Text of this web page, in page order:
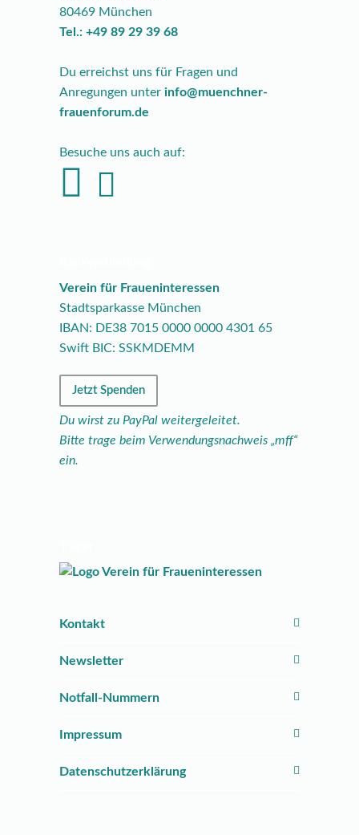
80469 München
Tel.: +49 89 29 39 68
Du erreichst uns für Fragen und
Anregungen unter info@muenchner-
frauenforum.de
Besuche uns auch auf:
Verein für Fraueninteressen
Stadtsparkasse München
IBAN: DE38 7015 0000 0000 4301 65
Swift BIC: SSKMDEMM
Jetzt Spenden
Du wirst zu PayPal weitergeleitet.
Bitte trage beim Verwendungsnachweis „mff“
ein.
Kontakt
Newsletter
Notfall-Nummern
Impressum
Datenschutzerklärung